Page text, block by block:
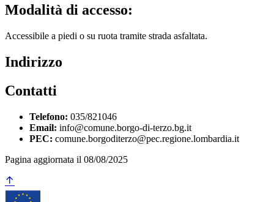
Modalità di accesso:
Accessibile a piedi o su ruota tramite strada asfaltata.
Indirizzo
Contatti
Telefono: 035/821046
Email: info@comune.borgo-di-terzo.bg.it
PEC: comune.borgoditerzo@pec.regione.lombardia.it
Pagina aggiornata il 08/08/2025